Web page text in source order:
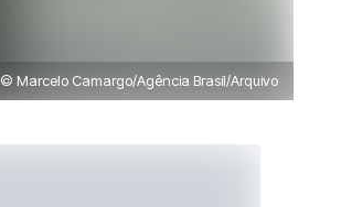
© Marcelo Camargo/Agência Brasil/Arquivo